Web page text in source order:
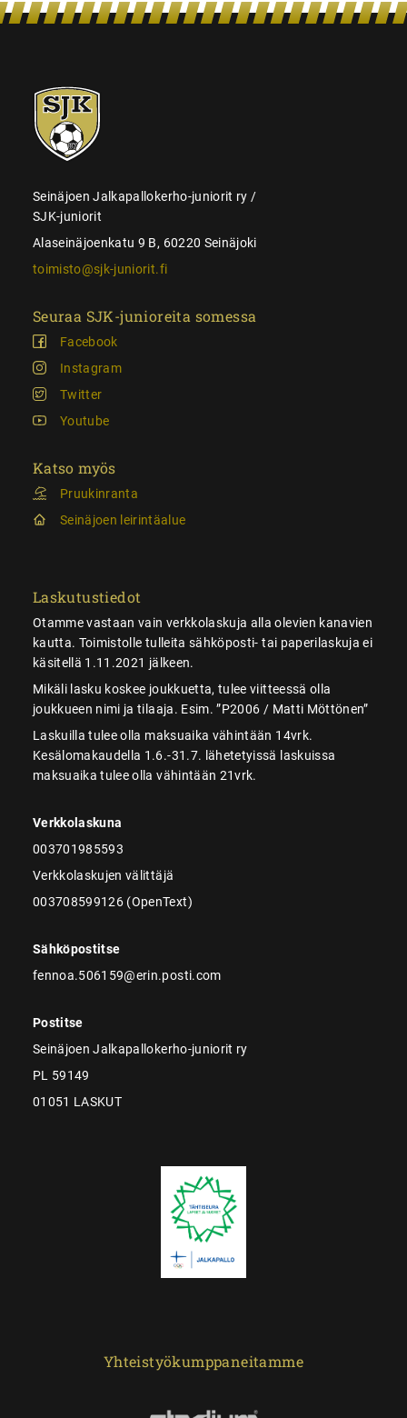
SJK-
juniorit
Seinäjoen Jalkapallokerho-juniorit ry /
SJK-juniorit
Alaseinäjoenkatu 9 B, 60220 Seinäjoki
toimisto@sjk-juniorit.fi
Seuraa SJK-junioreita somessa
Facebook
Instagram
Twitter
Youtube
Katso myös
Pruukinranta
Seinäjoen leirintäalue
Laskutustiedot
Otamme vastaan vain verkkolaskuja alla olevien kanavien
kautta. Toimistolle tulleita sähköposti- tai paperilaskuja ei
käsitellä 1.11.2021 jälkeen.
Mikäli lasku koskee joukkuetta, tulee viitteessä olla
joukkueen nimi ja tilaaja. Esim. ”P2006 / Matti Möttönen”
Laskuilla tulee olla maksuaika vähintään 14vrk.
Kesälomakaudella 1.6.-31.7. lähetetyissä laskuissa
maksuaika tulee olla vähintään 21vrk.
Verkkolaskuna
003701985593
Verkkolaskujen välittäjä
003708599126 (OpenText)
Sähköpostitse
fennoa.506159@erin.posti.com
Postitse
Seinäjoen Jalkapallokerho-juniorit ry
PL 59149
01051 LASKUT
Yhteistyökumppaneitamme